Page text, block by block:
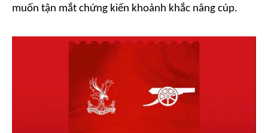
muốn tận mắt chứng kiến khoảnh khắc nâng cúp.